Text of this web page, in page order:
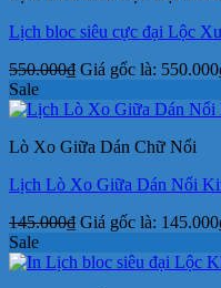
Lịch bloc siêu cực đại Lộc
550.000₫ Giá gốc là:
Sale
Lò Xo Giữa Dán Chữ Nổi
Lịch Lò Xo Giữa Dán Nổi
145.000₫ Giá gốc là:
Sale